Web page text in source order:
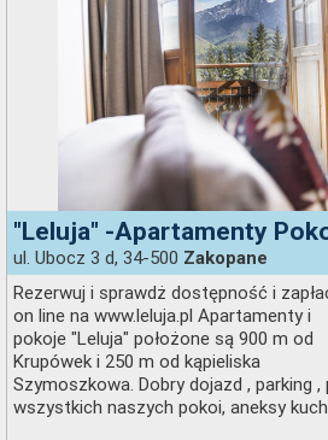
"Leluja" -Apartamenty
ul. Ubocz 3 d, 34-500 Zakopane
Rezerwuj i sprawdż dostępność i
on line na www.leluja.pl Apartamenty i
pokoje "Leluja" położone są 900 m od
Krupówek i 250 m od kąpieliska
Szymoszkowa. Dobry dojazd , parking ,
wszystkich naszych pokoi, aneksy